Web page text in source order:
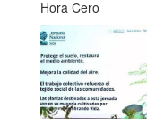
Hora Cero